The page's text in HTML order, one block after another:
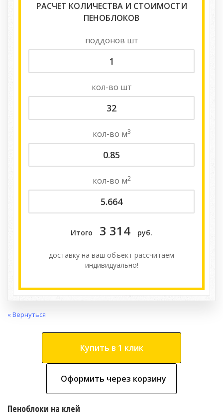
РАСЧЕТ КОЛИЧЕСТВА И СТОИМОСТИ
ПЕНОБЛОКОВ
поддонов шт
кол-во шт
кол-во м3
кол-во м2
Итого 3 314 руб.
доставку на ваш объект расcчитаем
индивидуально!
« Вернуться
Купить в 1 клик
Оформить через корзину
Пеноблоки на клей